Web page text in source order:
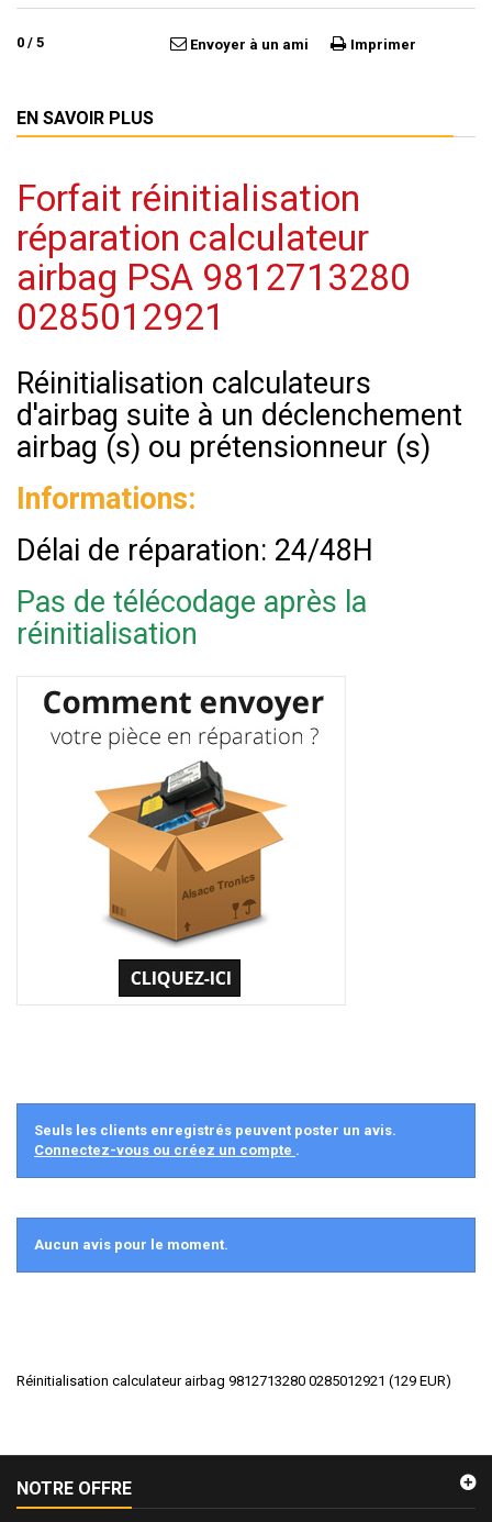
0 / 5 Envoyer à un ami Imprimer
EN SAVOIR PLUS
Forfait réinitialisation
réparation calculateur
airbag PSA 9812713280
0285012921
Réinitialisation calculateurs
d'airbag suite à un déclenchement
airbag (s) ou prétensionneur (s)
Informations:
Délai de réparation: 24/48H
Pas de télécodage après la
réinitialisation
Seuls les clients enregistrés peuvent poster un avis.
Connectez-vous ou créez un compte .
Aucun avis pour le moment.
Réinitialisation calculateur airbag 9812713280 0285012921 (129 EUR)
NOTRE OFFRE